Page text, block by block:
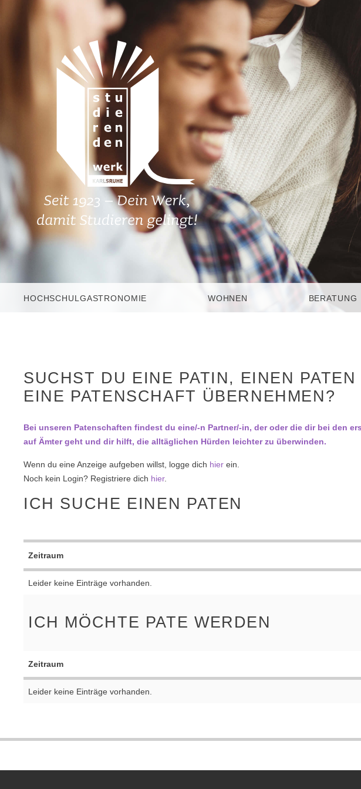
HOCHSCHULGASTRONOMIE WOHNEN BERATUNG
SUCHST DU EINE PATIN, EINEN
EINE PATENSCHAFT ÜBERNEHMEN?
Bei unseren Patenschaften findest du eine/-n Partner/-in, der oder die dir bei den
auf Ämter geht und dir hilft, die alltäglichen Hürden leichter zu überwinden.
Wenn du eine Anzeige aufgeben willst, logge dich hier ein.
Noch kein Login? Registriere dich hier.
ICH SUCHE EINEN PATEN
Zeitraum
Leider keine Einträge vorhanden.
ICH MÖCHTE PATE WERDEN
Zeitraum
Leider keine Einträge vorhanden.